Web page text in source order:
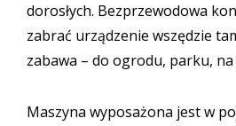
dorosłych. Bezprzewodowa
zabrać urządzenie wszędzie
zabawa – do ogrodu, parku,
Maszyna wyposażona jest w